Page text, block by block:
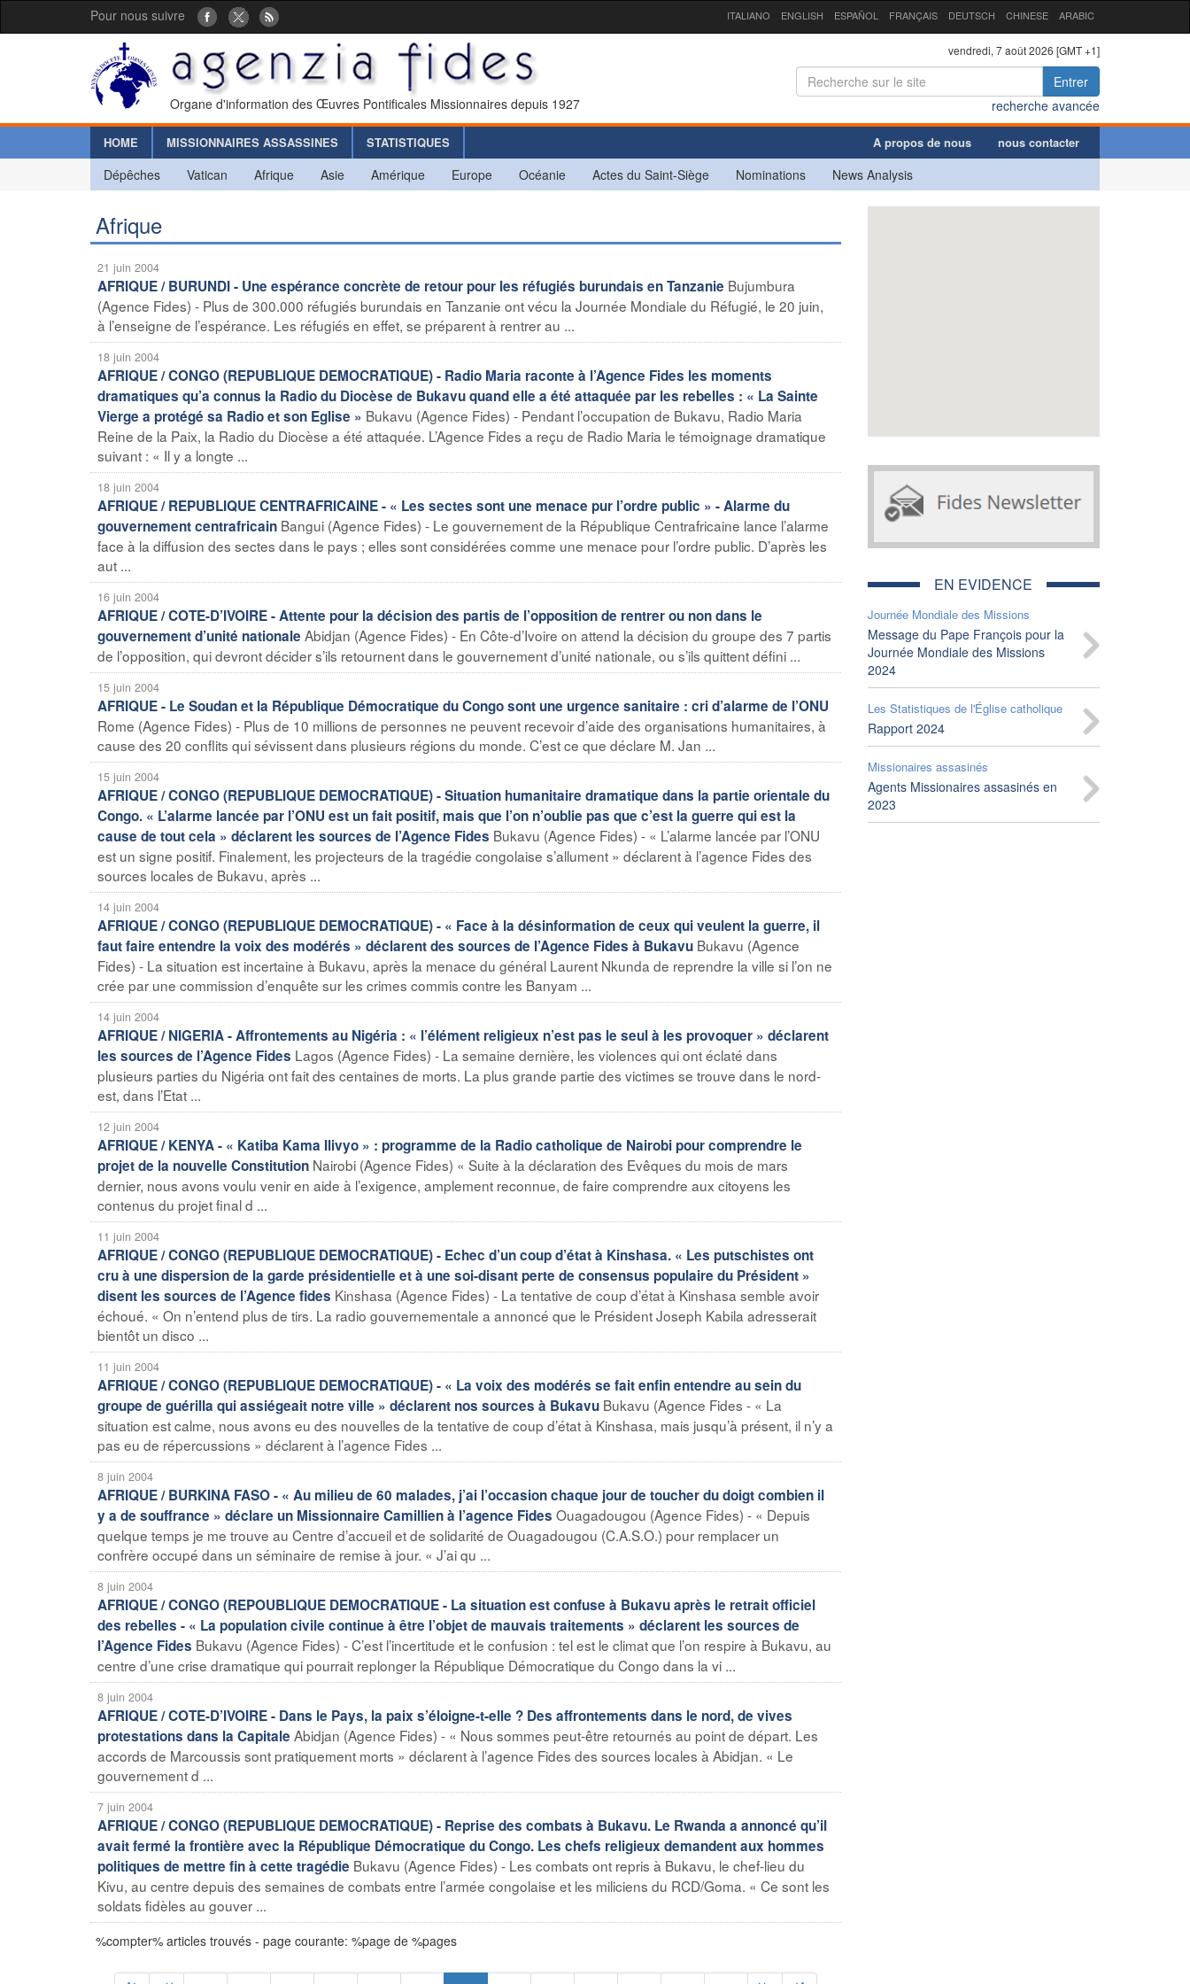
Pour nous suivre ITALIANO ENGLISH ESPAÑOL FRANÇAIS DEUTSCH CHINESE ARABIC
Organe d'information des Œuvres Pontificales Missionnaires depuis 1927
vendredi, 7 août 2026 [GMT +1]
Entrer
recherche avancée
HOME MISSIONNAIRES ASSASSINES STATISTIQUES A propos de nous nous contacter
Dépêches Vatican Afrique Asie Amérique Europe Océanie Actes du Saint-Siège Nominations News Analysis
Afrique
21 juin 2004
AFRIQUE / BURUNDI - Une espérance concrète de retour pour les réfugiés burundais en Tanzanie Bujumbura
(Agence Fides) - Plus de 300.000 réfugiés burundais en Tanzanie ont vécu la Journée Mondiale du Réfugié, le 20 juin,
à l’enseigne de l’espérance. Les réfugiés en effet, se préparent à rentrer au ...
18 juin 2004
AFRIQUE / CONGO (REPUBLIQUE DEMOCRATIQUE) - Radio Maria raconte à l’Agence Fides les moments
dramatiques qu’a connus la Radio du Diocèse de Bukavu quand elle a été attaquée par les rebelles : « La Sainte
Vierge a protégé sa Radio et son Eglise » Bukavu (Agence Fides) - Pendant l’occupation de Bukavu, Radio Maria
Reine de la Paix, la Radio du Diocèse a été attaquée. L’Agence Fides a reçu de Radio Maria le témoignage dramatique
suivant : « Il y a longte ...
18 juin 2004
AFRIQUE / REPUBLIQUE CENTRAFRICAINE - « Les sectes sont une menace pur l’ordre public » - Alarme du
gouvernement centrafricain Bangui (Agence Fides) - Le gouvernement de la République Centrafricaine lance l’alarme
face à la diffusion des sectes dans le pays ; elles sont considérées comme une menace pour l’ordre public. D’après les
aut ...
16 juin 2004
AFRIQUE / COTE-D’IVOIRE - Attente pour la décision des partis de l’opposition de rentrer ou non dans le
gouvernement d’unité nationale Abidjan (Agence Fides) - En Côte-d’Ivoire on attend la décision du groupe des 7 partis
de l’opposition, qui devront décider s’ils retournent dans le gouvernement d’unité nationale, ou s’ils quittent défini ...
15 juin 2004
AFRIQUE - Le Soudan et la République Démocratique du Congo sont une urgence sanitaire : cri d’alarme de l’ONU
Rome (Agence Fides) - Plus de 10 millions de personnes ne peuvent recevoir d’aide des organisations humanitaires, à
cause des 20 conflits qui sévissent dans plusieurs régions du monde. C’est ce que déclare M. Jan ...
15 juin 2004
AFRIQUE / CONGO (REPUBLIQUE DEMOCRATIQUE) - Situation humanitaire dramatique dans la partie orientale du
Congo. « L’alarme lancée par l’ONU est un fait positif, mais que l’on n’oublie pas que c’est la guerre qui est la
cause de tout cela » déclarent les sources de l’Agence Fides Bukavu (Agence Fides) - « L’alarme lancée par l’ONU
est un signe positif. Finalement, les projecteurs de la tragédie congolaise s’allument » déclarent à l’agence Fides des
sources locales de Bukavu, après ...
14 juin 2004
AFRIQUE / CONGO (REPUBLIQUE DEMOCRATIQUE) - « Face à la désinformation de ceux qui veulent la guerre, il
faut faire entendre la voix des modérés » déclarent des sources de l’Agence Fides à Bukavu Bukavu (Agence
Fides) - La situation est incertaine à Bukavu, après la menace du général Laurent Nkunda de reprendre la ville si l’on ne
crée par une commission d’enquête sur les crimes commis contre les Banyam ...
14 juin 2004
AFRIQUE / NIGERIA - Affrontements au Nigéria : « l’élément religieux n’est pas le seul à les provoquer » déclarent
les sources de l’Agence Fides Lagos (Agence Fides) - La semaine dernière, les violences qui ont éclaté dans
plusieurs parties du Nigéria ont fait des centaines de morts. La plus grande partie des victimes se trouve dans le nord-
est, dans l’Etat ...
12 juin 2004
AFRIQUE / KENYA - « Katiba Kama Ilivyo » : programme de la Radio catholique de Nairobi pour comprendre le
projet de la nouvelle Constitution Nairobi (Agence Fides) « Suite à la déclaration des Evêques du mois de mars
dernier, nous avons voulu venir en aide à l’exigence, amplement reconnue, de faire comprendre aux citoyens les
contenus du projet final d ...
11 juin 2004
AFRIQUE / CONGO (REPUBLIQUE DEMOCRATIQUE) - Echec d’un coup d’état à Kinshasa. « Les putschistes ont
cru à une dispersion de la garde présidentielle et à une soi-disant perte de consensus populaire du Président »
disent les sources de l’Agence fides Kinshasa (Agence Fides) - La tentative de coup d’état à Kinshasa semble avoir
échoué. « On n’entend plus de tirs. La radio gouvernementale a annoncé que le Président Joseph Kabila adresserait
bientôt un disco ...
11 juin 2004
AFRIQUE / CONGO (REPUBLIQUE DEMOCRATIQUE) - « La voix des modérés se fait enfin entendre au sein du
groupe de guérilla qui assiégeait notre ville » déclarent nos sources à Bukavu Bukavu (Agence Fides - « La
situation est calme, nous avons eu des nouvelles de la tentative de coup d’état à Kinshasa, mais jusqu’à présent, il n’y a
pas eu de répercussions » déclarent à l’agence Fides ...
8 juin 2004
AFRIQUE / BURKINA FASO - « Au milieu de 60 malades, j’ai l’occasion chaque jour de toucher du doigt combien il
y a de souffrance » déclare un Missionnaire Camillien à l’agence Fides Ouagadougou (Agence Fides) - « Depuis
quelque temps je me trouve au Centre d’accueil et de solidarité de Ouagadougou (C.A.S.O.) pour remplacer un
confrère occupé dans un séminaire de remise à jour. « J’ai qu ...
8 juin 2004
AFRIQUE / CONGO (REPOUBLIQUE DEMOCRATIQUE - La situation est confuse à Bukavu après le retrait officiel
des rebelles - « La population civile continue à être l’objet de mauvais traitements » déclarent les sources de
l’Agence Fides Bukavu (Agence Fides) - C’est l’incertitude et le confusion : tel est le climat que l’on respire à Bukavu, au
centre d’une crise dramatique qui pourrait replonger la République Démocratique du Congo dans la vi ...
8 juin 2004
AFRIQUE / COTE-D’IVOIRE - Dans le Pays, la paix s’éloigne-t-elle ? Des affrontements dans le nord, de vives
protestations dans la Capitale Abidjan (Agence Fides) - « Nous sommes peut-être retournés au point de départ. Les
accords de Marcoussis sont pratiquement morts » déclarent à l’agence Fides des sources locales à Abidjan. « Le
gouvernement d ...
7 juin 2004
AFRIQUE / CONGO (REPUBLIQUE DEMOCRATIQUE) - Reprise des combats à Bukavu. Le Rwanda a annoncé qu’il
avait fermé la frontière avec la République Démocratique du Congo. Les chefs religieux demandent aux hommes
politiques de mettre fin à cette tragédie Bukavu (Agence Fides) - Les combats ont repris à Bukavu, le chef-lieu du
Kivu, au centre depuis des semaines de combats entre l’armée congolaise et les miliciens du RCD/Goma. « Ce sont les
soldats fidèles au gouver ...
%compter% articles trouvés - page courante: %page de %pages
EN EVIDENCE
Journée Mondiale des Missions
Message du Pape François pour la
Journée Mondiale des Missions
2024
Les Statistiques de l'Église catholique
Rapport 2024
Missionaires assasinés
Agents Missionaires assasinés en
2023